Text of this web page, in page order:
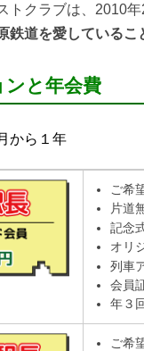
トクラブは、2010
鉄道を愛しているこ
ンと年会費
から１年
ご希
片道
記念
オリ
列車
会員
年３
ご希